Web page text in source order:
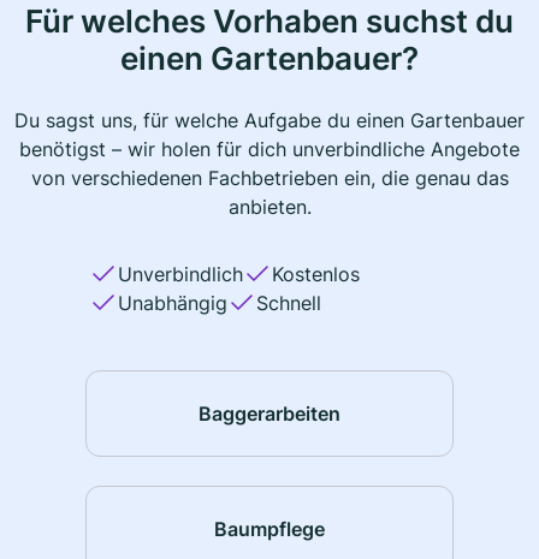
Für welches Vorhaben suchst du
einen Gartenbauer?
Du sagst uns, für welche Aufgabe du einen Gartenbauer
benötigst – wir holen für dich unverbindliche Angebote
von verschiedenen Fachbetrieben ein, die genau das
anbieten.
Unverbindlich
Kostenlos
Unabhängig
Schnell
Baggerarbeiten
Baumpflege